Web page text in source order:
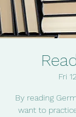
Fri
By reading
want to